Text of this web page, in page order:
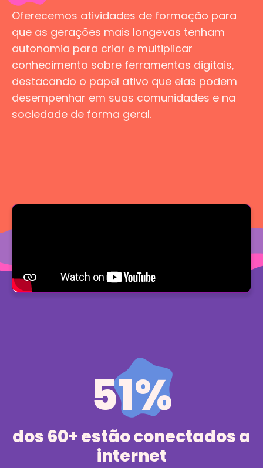
Oferecemos atividades de formação para
que as gerações mais longevas tenham
autonomia para criar e multiplicar
conhecimento sobre ferramentas digitais,
destacando o papel ativo que elas podem
desempenhar em suas comunidades e na
sociedade de forma geral.
51%
dos 60+ estão conectados a
internet